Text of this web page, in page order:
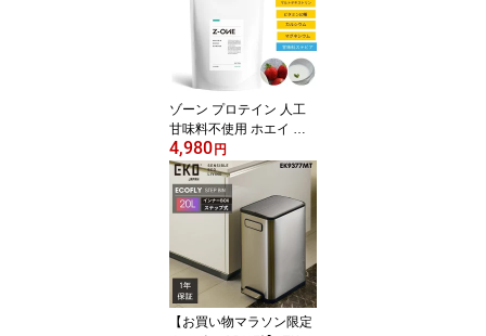
ゾーン プロテイン 人工
甘味料不使用 ホエイ ヨ
ーグルト ストロベリー 7
50g ZONE PROTEIN ア
スリート 男性 女性 成人
ジュニア
4,980円
【お買い物マラソン限定